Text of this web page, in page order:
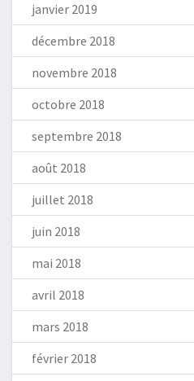
janvier 2019
décembre 2018
novembre 2018
octobre 2018
septembre 2018
août 2018
juillet 2018
juin 2018
mai 2018
avril 2018
mars 2018
février 2018